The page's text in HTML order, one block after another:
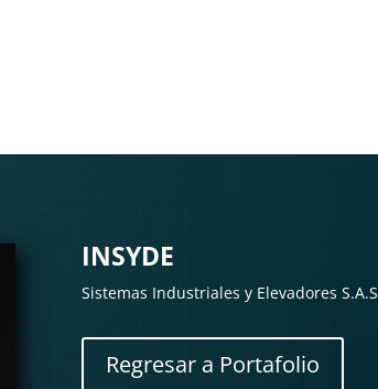
INSYDE
Sistemas Industriales y Elevadores S.A.S
Regresar a Portafolio